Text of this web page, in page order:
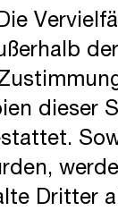
dieser
Dritter